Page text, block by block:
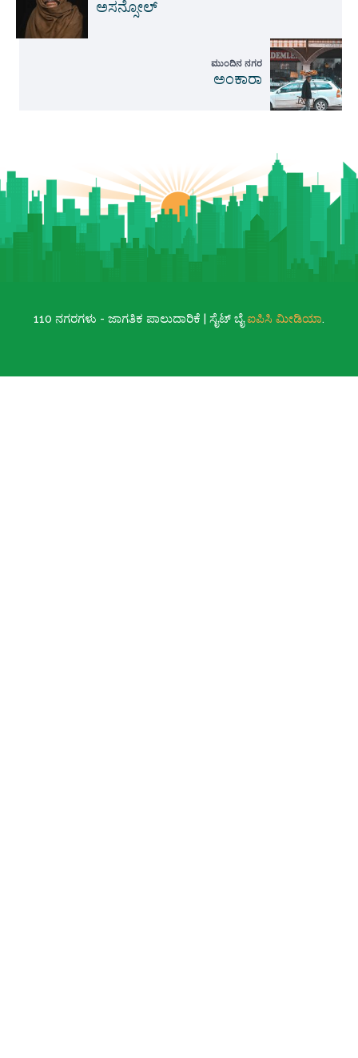
ಅಸನ್ಸೋಲ್
ಮುಂದಿನ ನಗರ
ಅಂಕಾರಾ
110 ನಗರಗಳು - ಜಾಗತಿಕ ಪಾಲುದಾರಿಕೆ | ಸೈಟ್ ಬೈಐಪಿಸಿ ಮೀಡಿಯಾ.